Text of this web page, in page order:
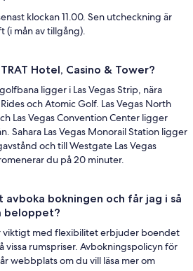
klockan 11.00. Sen utcheckning är
(i mån av tillgång).
Hotel, Casino & Tower?
ligger i Las Vegas Strip, nära
och Atomic Golf. Las Vegas North
Las Vegas Convention Center ligger
Sahara Las Vegas Monorail Station ligger
och till Westgate Las Vegas
du på 20 minuter.
bokningen och får jag i så
beloppet?
viktigt med flexibilitet erbjuder boendet
vissa rumspriser. Avbokningspolicyn för
webbplats om du vill läsa mer om